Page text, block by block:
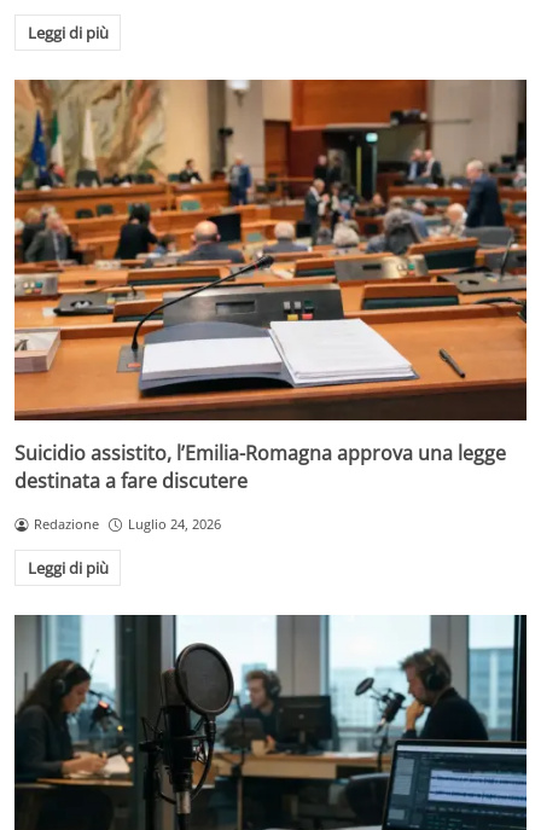
Leggi di più
Suicidio assistito, l’Emilia-Romagna approva una legge
destinata a fare discutere
Redazione Luglio 24, 2026
Leggi di più